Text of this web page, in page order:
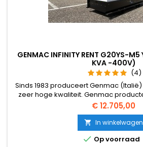
GENMAC INFINITY RENT G20YS-M5
KVA -400V)
(4)
Sinds 1983 produceert Genmac
zeer hoge kwaliteit. Genmac
duurzaam, sterk en zeer competitief.
strak. Door de jaren heen heeft
voor de kwaliteit van haar producten,
oplossingen.
Prijs
€ 12.705,00
 In winkelwagen
 Op voorraad